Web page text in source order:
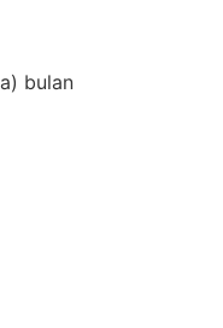
bulan